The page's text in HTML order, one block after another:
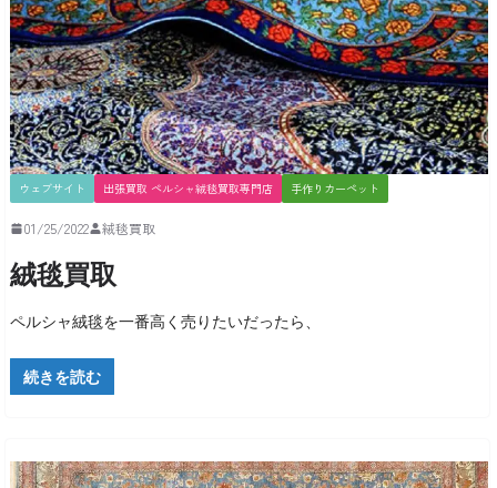
ウェブサイト 出張買取 ペルシャ絨毯買取専門店 手作りカーペット
01/25/2022 絨毯買取
絨毯買取
ペルシャ絨毯を一番高く売りたいだったら、
続きを読む